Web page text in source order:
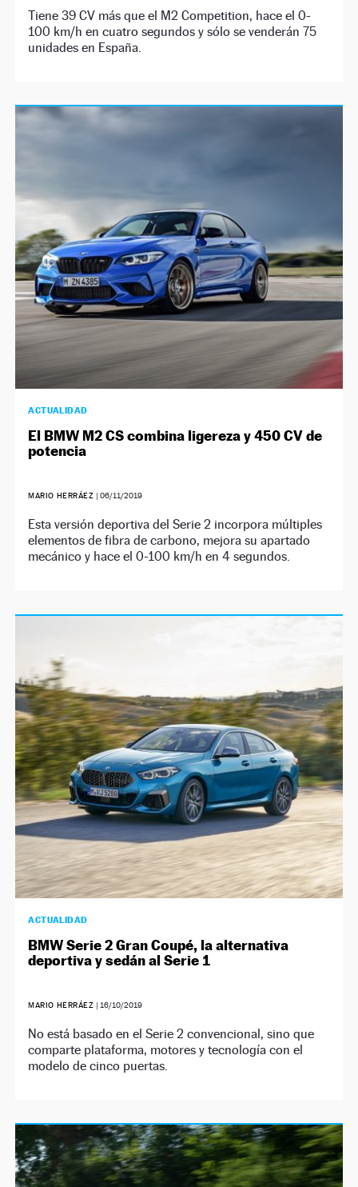
Tiene 39 CV más que el M2 Competition, hace el 0-
100 km/h en cuatro segundos y sólo se venderán 75
unidades en España.
ACTUALIDAD
El BMW M2 CS combina ligereza y 450 CV de
potencia
MARIO HERRÁEZ | 06/11/2019
Esta versión deportiva del Serie 2 incorpora múltiples
elementos de fibra de carbono, mejora su apartado
mecánico y hace el 0-100 km/h en 4 segundos.
ACTUALIDAD
BMW Serie 2 Gran Coupé, la alternativa
deportiva y sedán al Serie 1
MARIO HERRÁEZ | 16/10/2019
No está basado en el Serie 2 convencional, sino que
comparte plataforma, motores y tecnología con el
modelo de cinco puertas.